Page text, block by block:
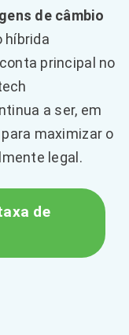
de câmbio
híbrida
principal no
a ser, em
maximizar o
legal.
de